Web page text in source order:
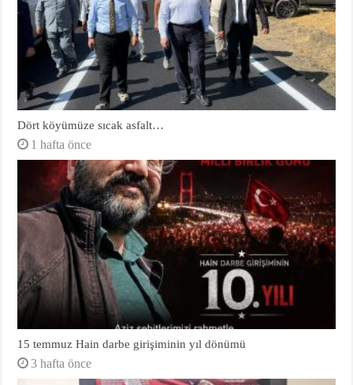
Dört köyümüze sıcak asfalt…
1 hafta önce
15 temmuz Hain darbe girişiminin yıl dönümü
3 hafta önce